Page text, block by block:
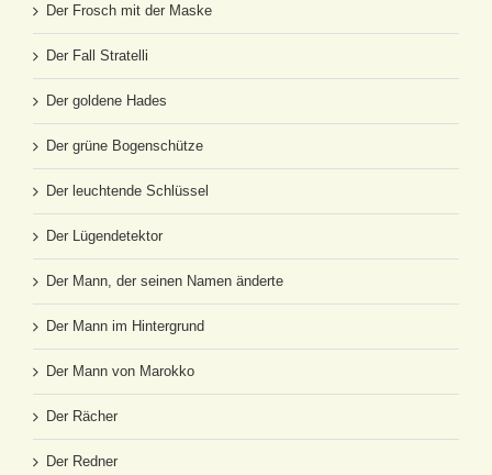
Der Frosch mit der Maske
Der Fall Stratelli
Der goldene Hades
Der grüne Bogenschütze
Der leuchtende Schlüssel
Der Lügendetektor
Der Mann, der seinen Namen änderte
Der Mann im Hintergrund
Der Mann von Marokko
Der Rächer
Der Redner